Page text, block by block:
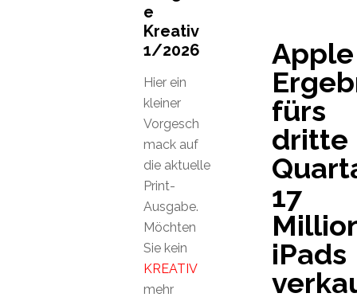
Apple
fürs
dritte
17
iPads
e
Kreativ
1/2026
Hier ein
kleiner
Vorgesch
mack auf
die aktuelle
Print-
Ausgabe.
Möchten
Sie kein
KREATIV
mehr